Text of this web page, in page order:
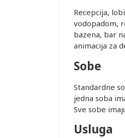
Recepcija,
vodopadom,
bazena, bar
animacija za
Sobe
Standardne
jedna soba
Sve sobe
Usluga